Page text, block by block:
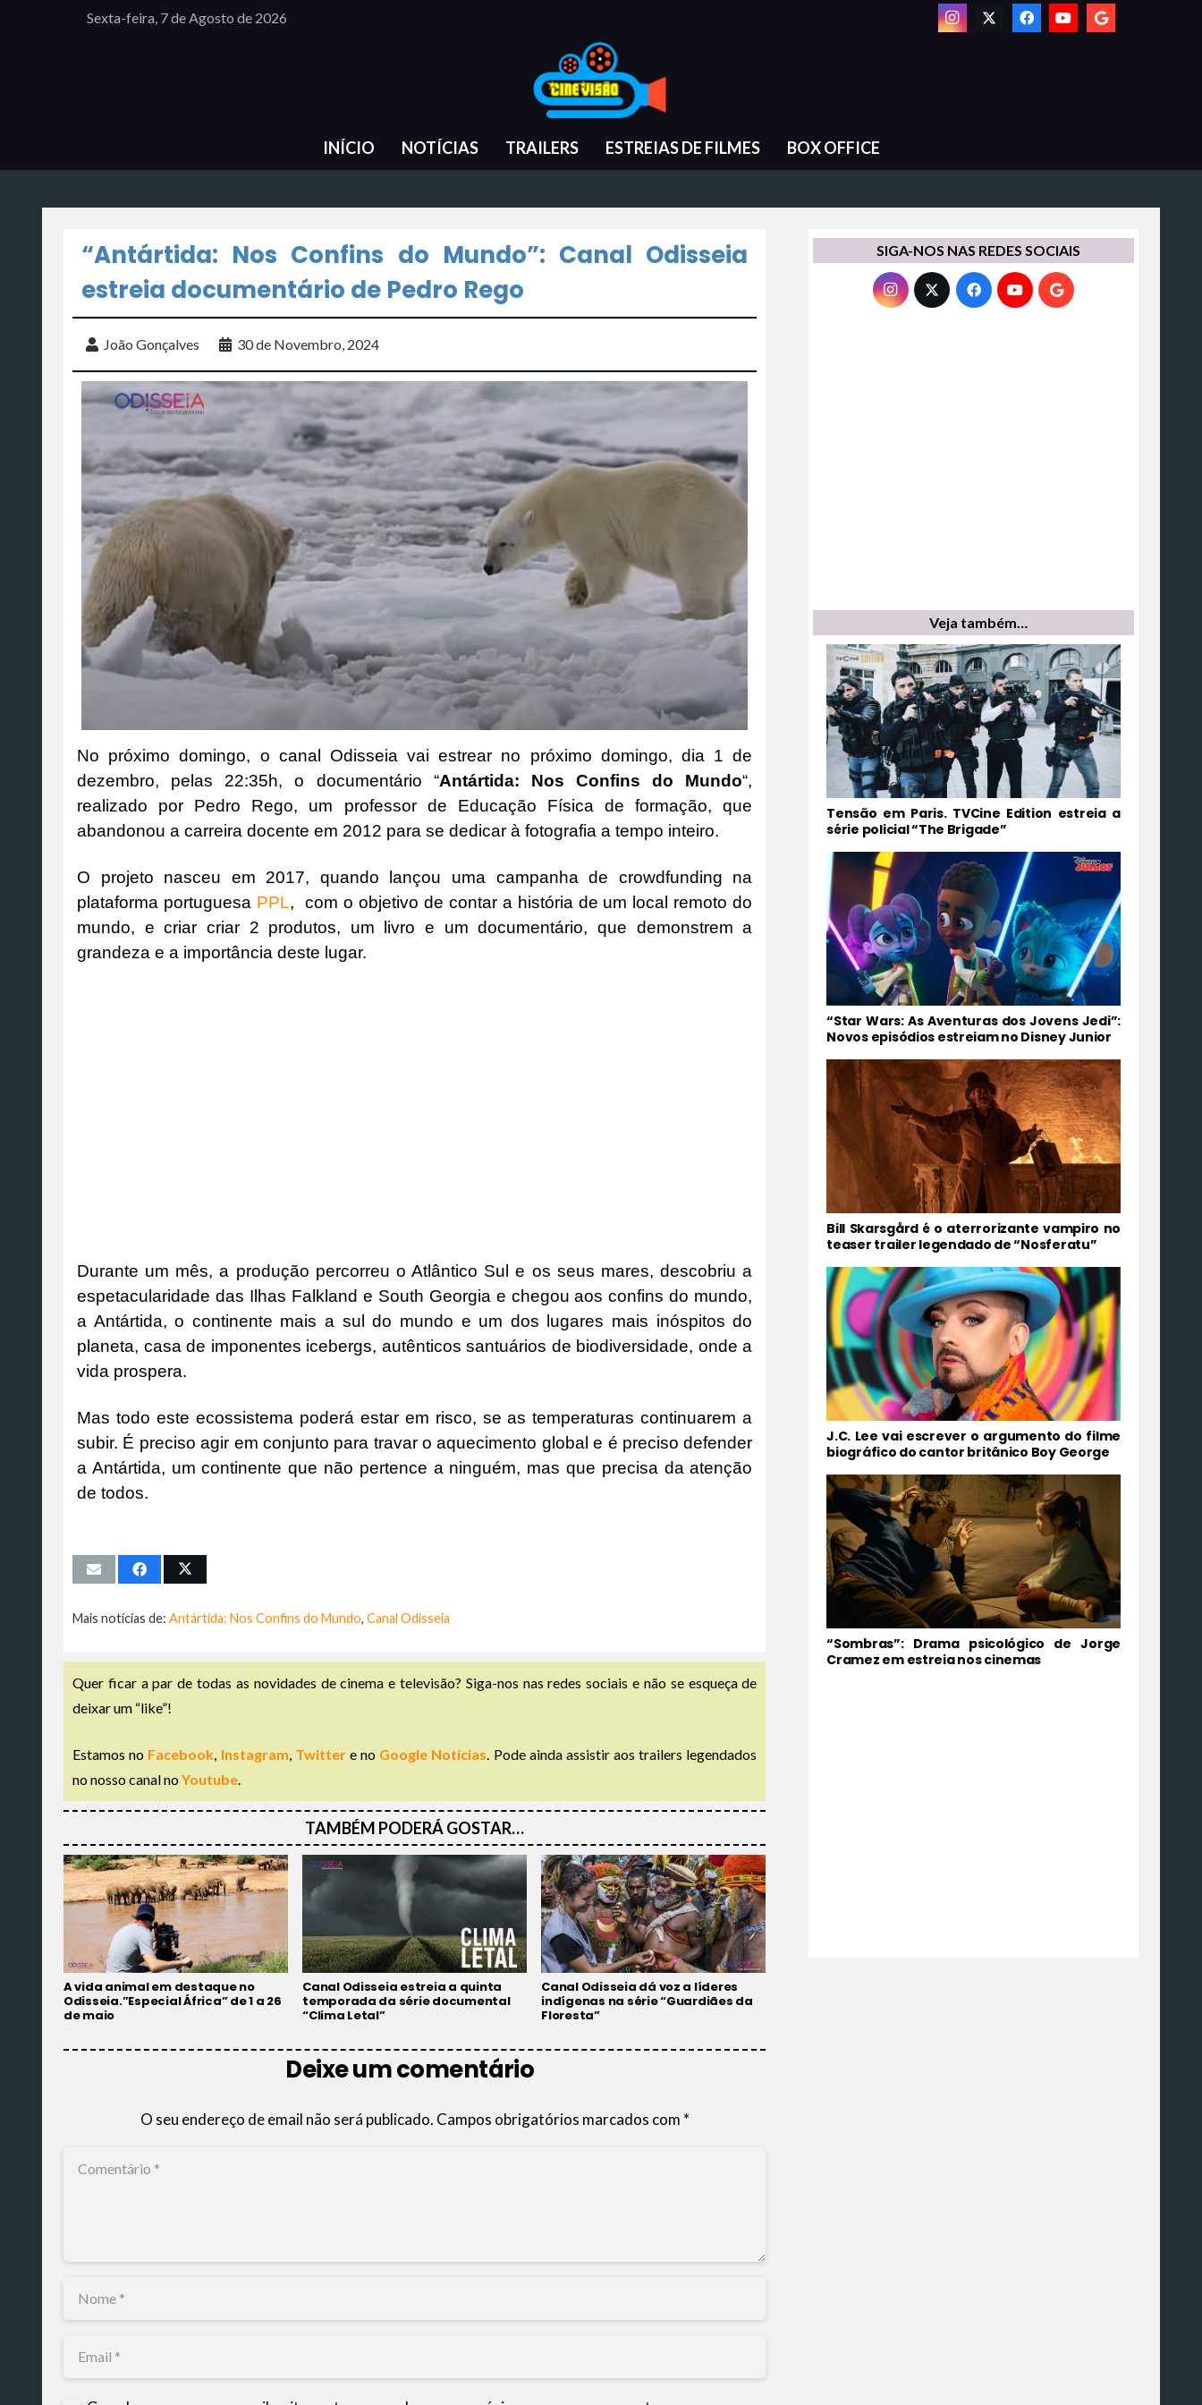
Sexta-feira, 7 de Agosto de 2026
INÍCIO NOTÍCIAS TRAILERS ESTREIAS DE FILMES BOX OFFICE
“Antártida: Nos Confins do Mundo”: Canal Odisseia
estreia documentário de Pedro Rego
João Gonçalves 30 de Novembro, 2024
No próximo domingo, o canal Odisseia vai estrear no próximo domingo, dia 1 de
dezembro, pelas 22:35h, o documentário “Antártida: Nos Confins do Mundo“,
realizado por Pedro Rego, um professor de Educação Física de formação, que
abandonou a carreira docente em 2012 para se dedicar à fotografia a tempo inteiro.
O projeto nasceu em 2017, quando lançou uma campanha de crowdfunding na
plataforma portuguesa PPL, com o objetivo de contar a história de um local remoto do
mundo, e criar criar 2 produtos, um livro e um documentário, que demonstrem a
grandeza e a importância deste lugar.
Durante um mês, a produção percorreu o Atlântico Sul e os seus mares, descobriu a
espetacularidade das Ilhas Falkland e South Georgia e chegou aos confins do mundo,
a Antártida, o continente mais a sul do mundo e um dos lugares mais inóspitos do
planeta, casa de imponentes icebergs, autênticos santuários de biodiversidade, onde a
vida prospera.
Mas todo este ecossistema poderá estar em risco, se as temperaturas continuarem a
subir. É preciso agir em conjunto para travar o aquecimento global e é preciso defender
a Antártida, um continente que não pertence a ninguém, mas que precisa da atenção
de todos.
Mais notícias de: Antártida: Nos Confins do Mundo, Canal Odisseia
Quer ficar a par de todas as novidades de cinema e televisão? Siga-nos nas redes sociais e não se esqueça de
deixar um “like”!
Estamos no Facebook, Instagram, Twittere no Google Notícias. Pode ainda assistir aos trailers legendados
no nosso canal noYoutube.
TAMBÉM PODERÁ GOSTAR…
A vida animal em destaque no
Odisseia.”Especial África” de 1 a 26
de maio
Canal Odisseia estreia a quinta
temporada da série documental
“Clima Letal”
Canal Odisseia dá voz a líderes
indígenas na série “Guardiães da
Floresta”
Deixe um comentário
O seu endereço de email não será publicado. Campos obrigatórios marcados com *
SIGA-NOS NAS REDES SOCIAIS
Veja também…
Tensão em Paris. TVCine Edition estreia a
série policial “The Brigade”
“Star Wars: As Aventuras dos Jovens Jedi”:
Novos episódios estreiam no Disney Junior
Bill Skarsgård é o aterrorizante vampiro no
teaser trailer legendado de “Nosferatu”
J.C. Lee vai escrever o argumento do filme
biográfico do cantor britânico Boy George
“Sombras”: Drama psicológico de Jorge
Cramez em estreia nos cinemas